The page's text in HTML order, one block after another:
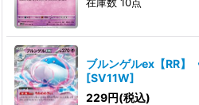
在庫数 10点
ブルンゲルex【RR
[SV11W]
229円(税込)